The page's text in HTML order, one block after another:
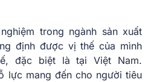
trong ngành sản xuất
định được vị thế của mình
đặc biệt là tại Việt Nam.
lực mang đến cho người tiêu